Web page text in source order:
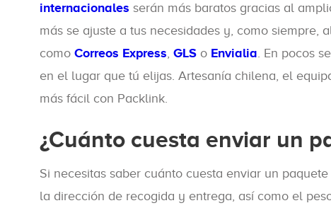
internacionales serán más baratos gracias al
más se ajuste a tus necesidades y, como
como Correos Express, GLS o Envialia. En pocos
en el lugar que tú elijas. Artesanía chilena, el
más fácil con Packlink.
¿Cuánto cuesta enviar un
Si necesitas saber cuánto cuesta enviar un
la dirección de recogida y entrega, así como el